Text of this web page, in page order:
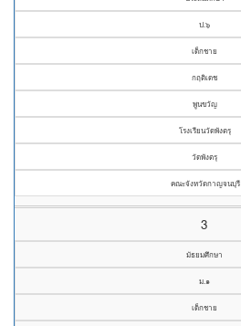
ป.๖
เด็กชาย
กฤติเดช
พูนขวัญ
โรงเรียนวัดพังตรุ
วัดพังตรุ
คณะจังหวัดกาญจนบุรี
3
มัธยมศึกษา
ม.๑
เด็กชาย